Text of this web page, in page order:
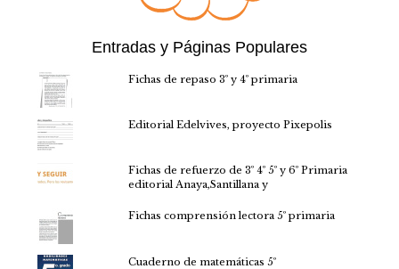
Entradas y Páginas Populares
Fichas de repaso 3º y 4º primaria
Editorial Edelvives, proyecto Pixepolis
Fichas de refuerzo de 3º 4º 5º y 6º Primaria
editorial Anaya,Santillana y
Fichas comprensión lectora 5º primaria
Cuaderno de matemáticas 5º